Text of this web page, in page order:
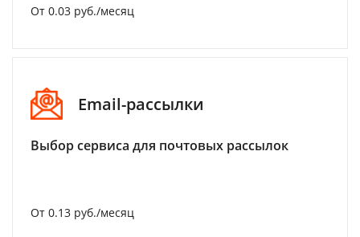
От 0.03 руб./месяц
Email-рассылки
Выбор сервиса для почтовых рассылок
От 0.13 руб./месяц